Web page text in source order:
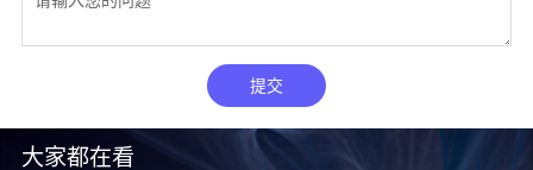
大家都在看
提交